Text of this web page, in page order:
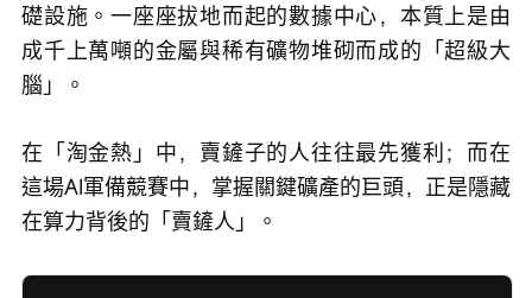
礎設施。一座座拔地而起的數據中心，本質上是由
成千上萬噸的金屬與稀有礦物堆砌而成的「超級大
腦」。
在「淘金熱」中，賣鏟子的人往往最先獲利；而在
這場AI軍備競賽中，掌握關鍵礦產的巨頭，正是隱藏
在算力背後的「賣鏟人」。